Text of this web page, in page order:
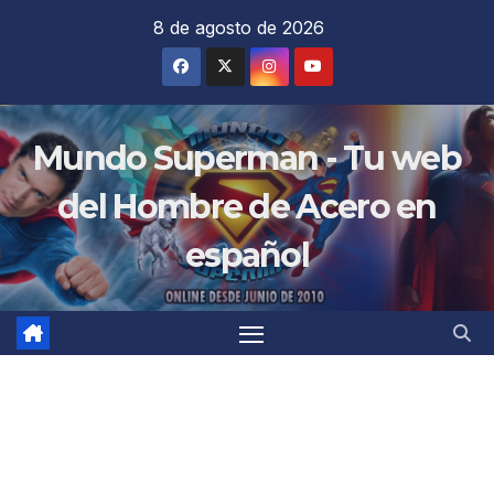
8 de agosto de 2026
Mundo Superman - Tu web
del Hombre de Acero en
español